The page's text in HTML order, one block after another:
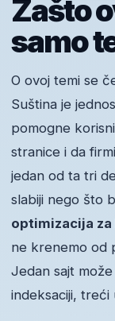
Zašto
samo
O ovoj temi se
Suština je
pomogne
stranice i da
jedan od ta tri
slabiji nego što
optimizacija za
ne krenemo od
Jedan sajt
indeksaciji,